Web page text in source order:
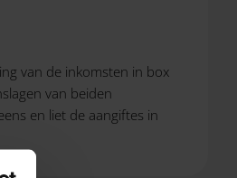
van de inkomsten in box
van beiden
en liet de aangiftes in